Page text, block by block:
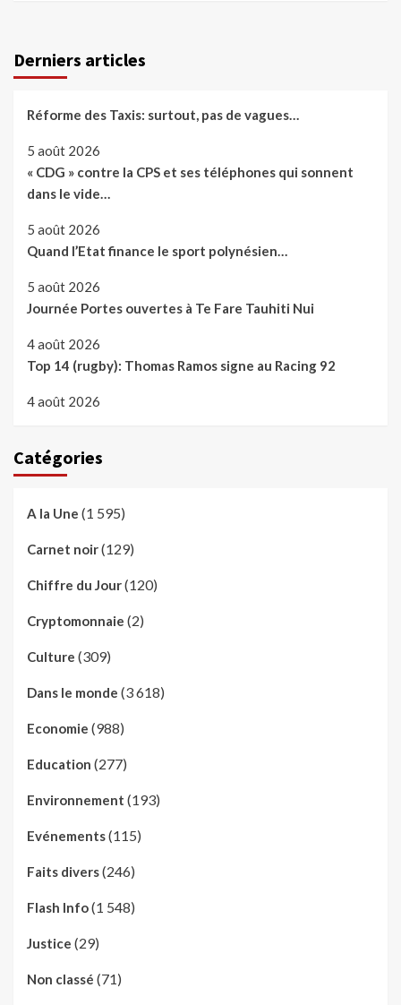
Derniers articles
Réforme des Taxis: surtout, pas de vagues…
5 août 2026
« CDG » contre la CPS et ses téléphones qui sonnent
dans le vide…
5 août 2026
Quand l’Etat finance le sport polynésien…
5 août 2026
Journée Portes ouvertes à Te Fare Tauhiti Nui
4 août 2026
Top 14 (rugby): Thomas Ramos signe au Racing 92
4 août 2026
Catégories
A la Une (1 595)
Carnet noir(129)
Chiffre du Jour(120)
Cryptomonnaie (2)
Culture (309)
Dans le monde (3 618)
Economie (988)
Education (277)
Environnement (193)
Evénements(115)
Faits divers(246)
Flash Info(1 548)
Justice (29)
Non classé (71)